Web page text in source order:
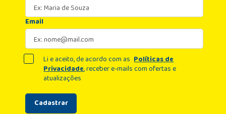
Email
Cadastrar
Li e aceito, de acordo com as Políticas de
Privacidade, receber e-mails com ofertas e
atualizações